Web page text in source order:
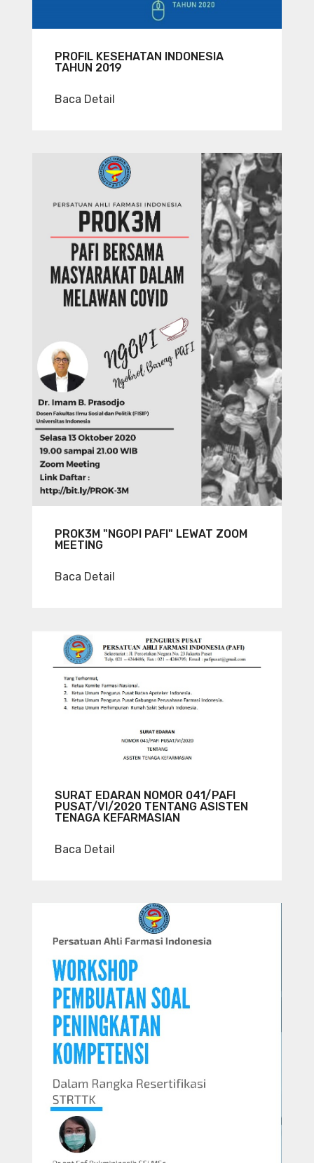
PROFIL KESEHATAN INDONESIA
TAHUN 2019
Baca Detail
PROK3M "NGOPI PAFI" LEWAT ZOOM
MEETING
Baca Detail
SURAT EDARAN NOMOR 041/PAFI
PUSAT/VI/2020 TENTANG ASISTEN
TENAGA KEFARMASIAN
Baca Detail